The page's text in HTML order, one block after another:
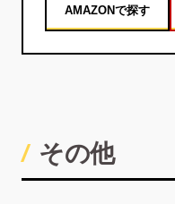
AMAZONで探す
その他